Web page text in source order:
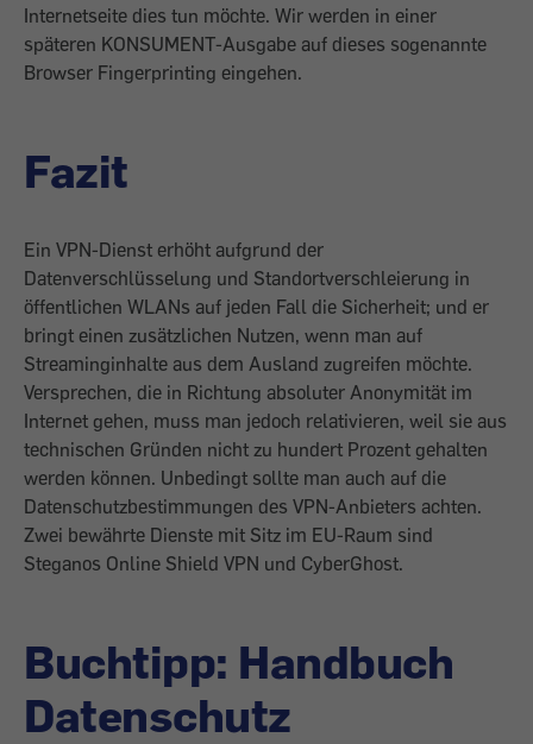
Internetseite dies tun möchte. Wir werden in einer
späteren KONSUMENT-Ausgabe auf dieses sogenannte
Browser Fingerprinting eingehen.
Fazit
Ein VPN-Dienst erhöht aufgrund der
Datenverschlüsselung und Standortverschleierung in
öffentlichen WLANs auf ­jeden Fall die Sicherheit; und er
bringt einen zusätzlichen Nutzen, wenn man auf
Streaminginhalte aus dem Ausland zugreifen möchte.
Versprechen, die in Richtung absoluter Anonymität im
Internet gehen, muss man jedoch relativieren, weil sie aus
tech­nischen Gründen nicht zu hundert Prozent gehalten
werden können. Unbedingt sollte man auch auf die
Datenschutzbestim­mungen des VPN-Anbieters achten.
Zwei ­bewährte Dienste mit Sitz im EU-Raum sind
Steganos Online Shield VPN und CyberGhost.
Buchtipp: Handbuch
Datenschutz